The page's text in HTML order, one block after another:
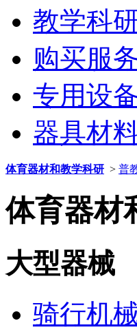
教学科
购买服
专用设
器具材
体育器材和教学科研 > 普
体育器材
大型器械
骑行机